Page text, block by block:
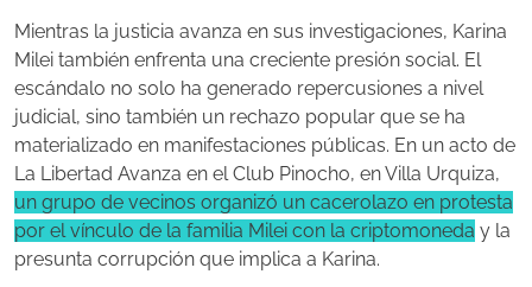
Mientras la justicia avanza en sus investigaciones, Karina
Milei también enfrenta una creciente presión social. El
escándalo no solo ha generado repercusiones a nivel
judicial, sino también un rechazo popular que se ha
materializado en manifestaciones públicas. En un acto de
La Libertad Avanza en el Club Pinocho, en Villa Urquiza,
un grupo de vecinos organizó un cacerolazo en protesta
por el vínculo de la familia Milei con la criptomoneda y la
presunta corrupción que implica a Karina.